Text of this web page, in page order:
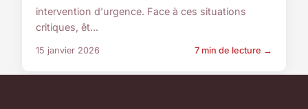
intervention d'urgence. Face à ces situations
critiques, êt...
15 janvier 2026 7 min de lecture →